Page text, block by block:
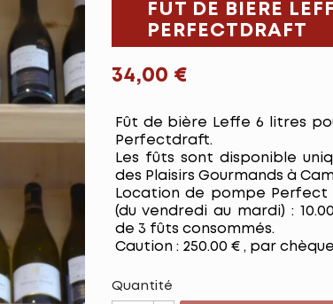
FÛT DE BIÈRE
PERFECTDRAFT
34,00 €
Fût de bière Leffe 6 litres
Perfectdraft.
Les fûts sont disponible
des Plaisirs Gourmands à
Location de pompe Perfect
(du vendredi au mardi) :
de 3 fûts consommés.
Caution : 250.00 € , par
Quantité